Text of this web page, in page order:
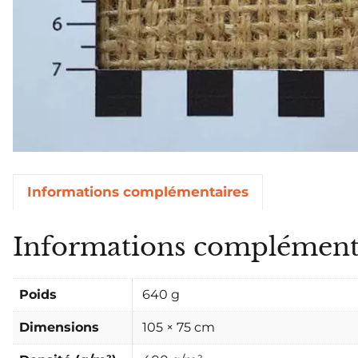
Informations complémentaires
Informations
Poids 640 g
Dimensions 105 × 75 cm